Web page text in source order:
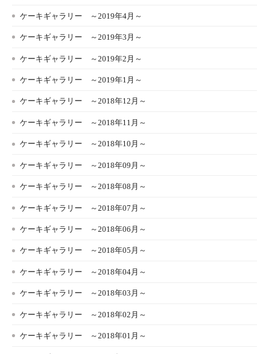
ケーキギャラリー ～2019年4月～
ケーキギャラリー ～2019年3月～
ケーキギャラリー ～2019年2月～
ケーキギャラリー ～2019年1月～
ケーキギャラリー ～2018年12月～
ケーキギャラリー ～2018年11月～
ケーキギャラリー ～2018年10月～
ケーキギャラリー ～2018年09月～
ケーキギャラリー ～2018年08月～
ケーキギャラリー ～2018年07月～
ケーキギャラリー ～2018年06月～
ケーキギャラリー ～2018年05月～
ケーキギャラリー ～2018年04月～
ケーキギャラリー ～2018年03月～
ケーキギャラリー ～2018年02月～
ケーキギャラリー ～2018年01月～